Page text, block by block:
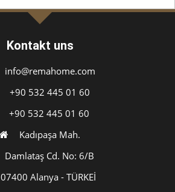
Kontakt uns
info@remahome.com
+90 532 445 01 60
+90 532 445 01 60
Kadıpaşa Mah.
Damlataş Cd. No: 6/B
07400 Alanya - TÜRKEİ